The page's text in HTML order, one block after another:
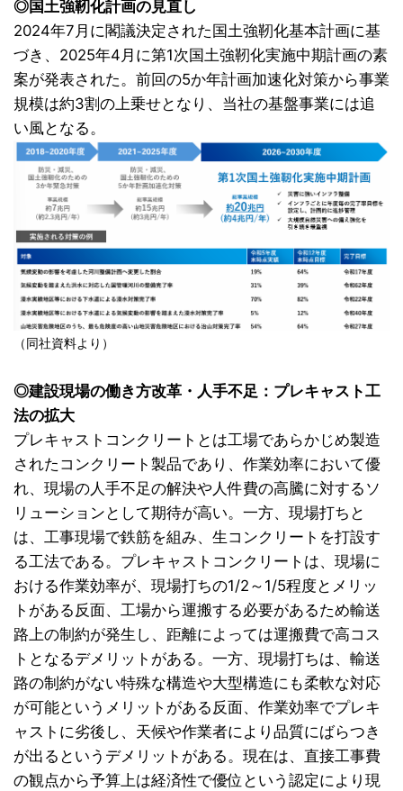
◎国土強靭化計画の見直し
2024年7月に閣議決定された国土強靭化基本計画に基
づき、2025年4月に第1次国土強靭化実施中期計画の素
案が発表された。前回の5か年計画加速化対策から事業
規模は約3割の上乗せとなり、当社の基盤事業には追
い風となる。
（同社資料より）
◎建設現場の働き方改革・人手不足：プレキャスト工
法の拡大
プレキャストコンクリートとは工場であらかじめ製造
されたコンクリート製品であり、作業効率において優
れ、現場の人手不足の解決や人件費の高騰に対するソ
リューションとして期待が高い。一方、現場打ちと
は、工事現場で鉄筋を組み、生コンクリートを打設す
る工法である。プレキャストコンクリートは、現場に
おける作業効率が、現場打ちの1/2～1/5程度とメリッ
トがある反面、工場から運搬する必要があるため輸送
路上の制約が発生し、距離によっては運搬費で高コス
トとなるデメリットがある。一方、現場打ちは、輸送
路の制約がない特殊な構造や大型構造にも柔軟な対応
が可能というメリットがある反面、作業効率でプレキ
ャストに劣後し、天候や作業者により品質にばらつき
が出るというデメリットがある。現在は、直接工事費
の観点から予算上は経済性で優位という認定により現